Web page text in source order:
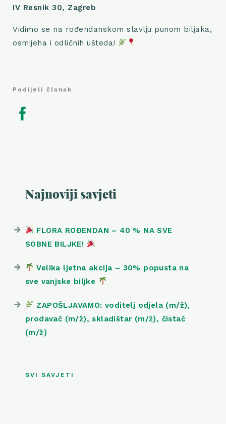
IV Resnik 30, Zagreb
Vidimo se na rođendanskom slavlju punom biljaka,
osmijeha i odličnih ušteda!
Podijeli članak
Najnoviji savjeti
FLORA ROĐENDAN – 40 % NA SVE
SOBNE BILJKE!
Velika ljetna akcija – 30% popusta na
sve vanjske biljke
ZAPOŠLJAVAMO: voditelj odjela (m/ž),
prodavač (m/ž), skladištar (m/ž), čistač
(m/ž)
SVI SAVJETI